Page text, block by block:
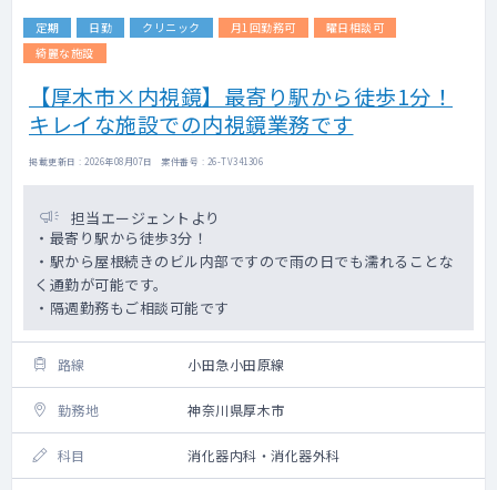
定期 日勤 クリニック 月1回勤務可
曜日相談可
綺麗な施設
【厚木市×内視鏡】最寄り駅から徒歩1分！
キレイな施設での内視鏡業務です
掲載更新日 : 2026年08月07日 案件番号 : 26-TV341306
担当エージェントより
・最寄り駅から徒歩3分！
・駅から屋根続きのビル内部ですので雨の日でも濡れることな
く通勤が可能です。
・隔週勤務もご相談可能です
路線 小田急小田原線
勤務地 神奈川県厚木市
科目 消化器内科・消化器外科